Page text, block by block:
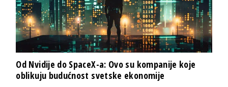
Od Nvidije do SpaceX-a: Ovo su kompanije koje
oblikuju budućnost svetske ekonomije